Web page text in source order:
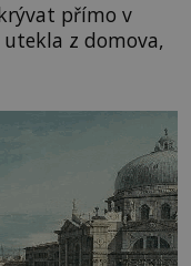
přímo v
z domova,